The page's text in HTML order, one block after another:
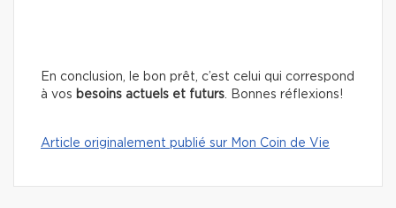
En conclusion, le bon prêt, c’est celui qui correspond
à vos besoins actuels et futurs. Bonnes réflexions!
Article originalement publié sur Mon Coin de Vie